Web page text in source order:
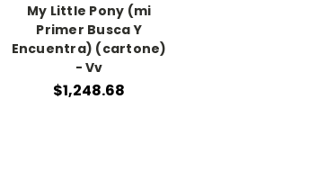
My Little Pony (mi
Primer Busca Y
Encuentra) (cartone)
- Vv
$1,248.68